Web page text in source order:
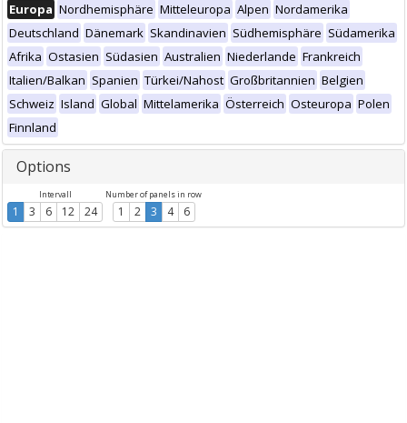
Europa Nordhemisphäre Mitteleuropa Alpen Nordamerika
Deutschland Dänemark Skandinavien Südhemisphäre Südamerika
Afrika Ostasien Südasien Australien Niederlande Frankreich
Italien/Balkan Spanien Türkei/Nahost Großbritannien Belgien
Schweiz Island Global Mittelamerika Österreich Osteuropa Polen
Finnland
Options
Intervall
1 3 6 12 24
Number of panels in row
1 2 3 4 6